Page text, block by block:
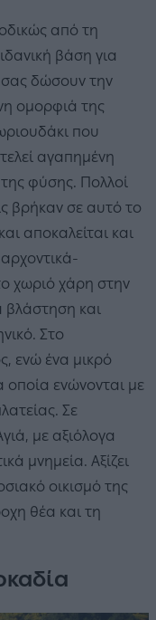
από τη
βάση για
δώσουν την
ομορφιά της
που
αγαπημένη
φύσης. Πολλοί
βρήκαν σε αυτό το
αποκαλείται και
χωριό χάρη στην
βλάστηση και
Στο
ενώ ένα μικρό
οποία ενώνονται με
Σε
με αξιόλογα
μνημεία. Αξίζει
οικισμό της
θέα και τη